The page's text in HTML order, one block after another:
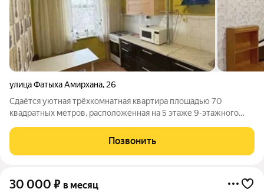
улица Фатыха Амирхана, 26
Сдаётся уютная трёхкомнатная квартира площадью 70
квадратных метров, расположенная на 5 этаже 9-этажного
районе с хорошей транспортной
Позвонить
30 000 ₽ в месяц